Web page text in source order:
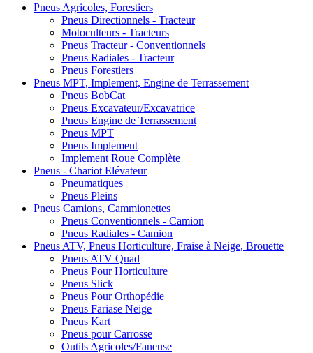
Pneus Agricoles, Forestiers
Pneus Directionnels - Tracteur
Motoculteurs - Tracteurs
Pneus Tracteur - Conventionnels
Pneus Radiales - Tracteur
Pneus Forestiers
Pneus MPT, Implement, Engine de Terrassement
Pneus BobCat
Pneus Excavateur/Excavatrice
Pneus Engine de Terrassement
Pneus MPT
Pneus Implement
Implement Roue Complète
Pneus - Chariot Elévateur
Pneumatiques
Pneus Pleins
Pneus Camions, Cammionettes
Pneus Conventionnels - Camion
Pneus Radiales - Camion
Pneus ATV, Pneus Horticulture, Fraise à Neige, Brouette
Pneus ATV Quad
Pneus Pour Horticulture
Pneus Slick
Pneus Pour Orthopédie
Pneus Fariase Neige
Pneus Kart
Pneus pour Carrosse
Outils Agricoles/Faneuse